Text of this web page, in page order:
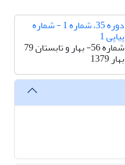
دوره 35، شماره 1 - شماره
پیاپی 1
شماره 56- بهار و تابستان 79
بهار 1379